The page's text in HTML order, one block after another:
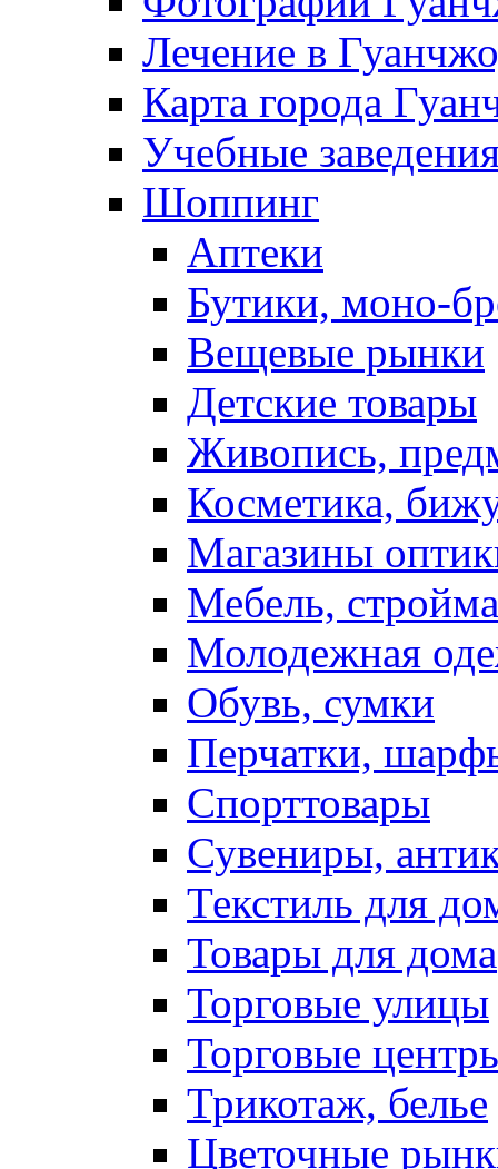
Лечение в
Карта города
Учебные
Шоппинг
Аптеки
Бутики, моно-
Вещевые рынки
Детские товары
Живопись,
Косметика,
Магазины
Мебель,
Молодежная
Обувь, сумки
Перчатки,
Спорттовары
Сувениры,
Текстиль для
Товары для дома
Торговые улицы
Торговые
Трикотаж, белье
Цветочные